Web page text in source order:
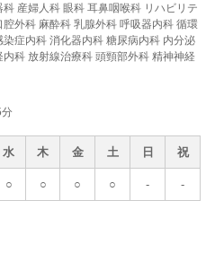
産婦人科 眼科 耳鼻咽喉科 リハビリテ
外科 麻酔科 乳腺外科 呼吸器内科 循環
症内科 消化器内科 糖尿病内科 内分泌
科 放射線治療科 頭頸部外科 精神神経
水 木 金 土 日 祝
○ ○ ○ ○ - -